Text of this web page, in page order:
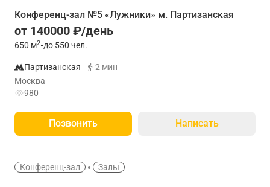
Конференц-зал №5 «Лужники» м. Партизанская
от 140000 ₽/день
650 м2•до 550 чел.
Партизанская
2 мин
Москва
980
Позвонить Написать
Конференц-зал Залы